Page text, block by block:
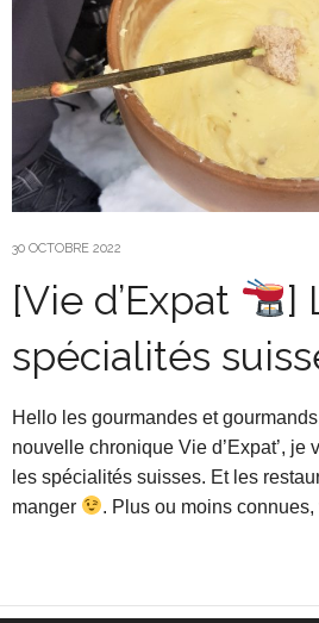
30 OCTOBRE 2022
[Vie d’Expat
]
spécialités
Hello les gourmandes et
nouvelle chronique Vie d’Expat’, je
les spécialités suisses. Et les
manger
. Plus ou moins